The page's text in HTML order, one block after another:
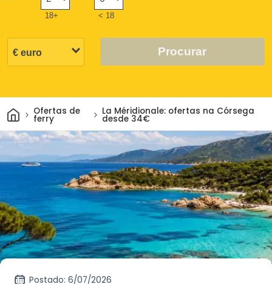
18+ < 18
Procurar
CasaOfertas de
ferry
La Méridionale: ofertas na Córsega
desde 34€
Postado: 6/07/2026